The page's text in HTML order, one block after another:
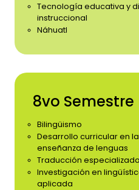
Tecnología educativa y
instruccional
Náhuatl
8vo Semestre
Bilingüismo
Desarrollo curricular en la
enseñanza de lenguas
Traducción especializada
Investigación en
aplicada